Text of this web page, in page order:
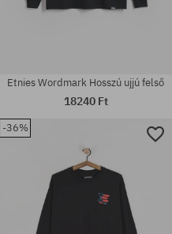
Etnies Wordmark Hosszú ujjú felső
18240 Ft
-36%